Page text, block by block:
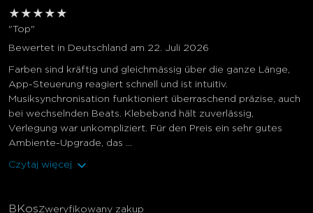
★ ★ ★ ★ ★
"Top"
Bewertet in Deutschland am 22. Juli 2026
Farben sind kräftig und gleichmässig über die ganze Länge,
App-Steuerung reagiert schnell und ist intuitiv.
Musiksynchronisation funktioniert überraschend präzise, auch
bei wechselnden Beats. Klebeband hält zuverlässig,
Verlegung war unkompliziert. Für den Preis ein sehr gutes
Ambiente-Upgrade, das ...
Czytaj więcej
BKosZweryfikowany zakup